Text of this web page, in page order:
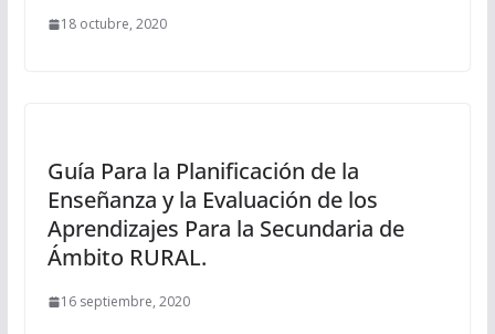
18 octubre, 2020
Guía Para la Planificación de la
Enseñanza y la Evaluación de los
Aprendizajes Para la Secundaria de
Ámbito RURAL.
16 septiembre, 2020